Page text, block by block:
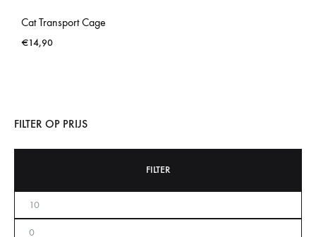
Cat Transport Cage
€14,90
FILTER OP PRIJS
FILTER